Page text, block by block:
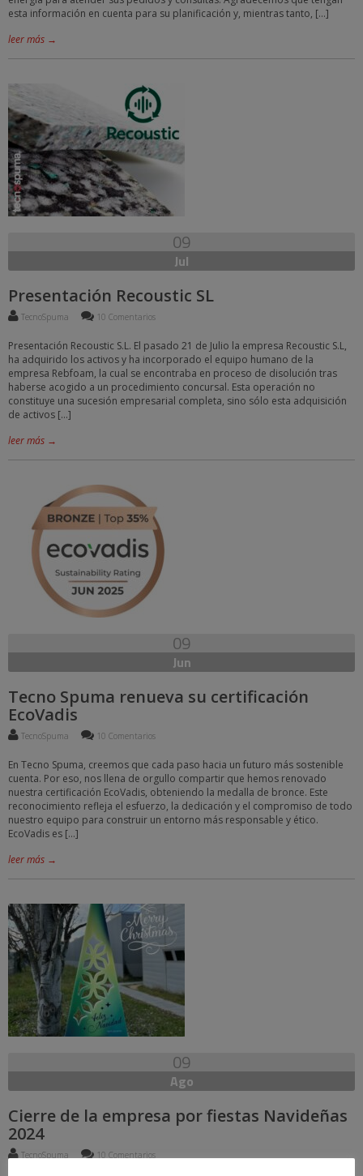
esta información en cuenta para su planificación y, mientras tanto, […]
leer más →
09
Jul
Presentación Recoustic SL
TecnoSpuma 10 Comentarios
Presentación Recoustic S.L. El pasado 21 de Julio la empresa Recoustic S.L,
ha adquirido los activos y ha incorporado el equipo humano de la
empresa Rebfoam, la cual se encontraba en proceso de disolución tras
haberse acogido a un procedimiento concursal. Esta operación no
constituye una sucesión empresarial completa, sino sólo esta adquisición
de activos […]
leer más →
09
Jun
Tecno Spuma renueva su certificación
EcoVadis
TecnoSpuma 10 Comentarios
En Tecno Spuma, creemos que cada paso hacia un futuro más sostenible
cuenta. Por eso, nos llena de orgullo compartir que hemos renovado
nuestra certificación EcoVadis, obteniendo la medalla de bronce. Este
reconocimiento refleja el esfuerzo, la dedicación y el compromiso de todo
nuestro equipo para construir un entorno más responsable y ético.
EcoVadis es […]
leer más →
09
Ago
Cierre de la empresa por fiestas Navideñas
2024
TecnoSpuma 10 Comentarios